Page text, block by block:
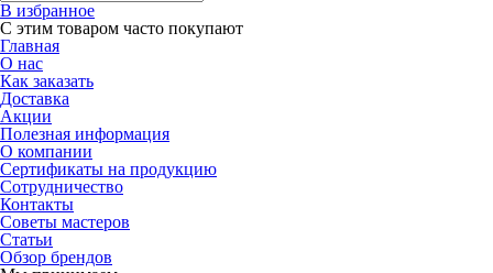
В избранное
С этим товаром часто покупают
Главная
О нас
Как заказать
Доставка
Акции
Полезная информация
О компании
Сертификаты на продукцию
Сотрудничество
Контакты
Советы мастеров
Статьи
Обзор брендов